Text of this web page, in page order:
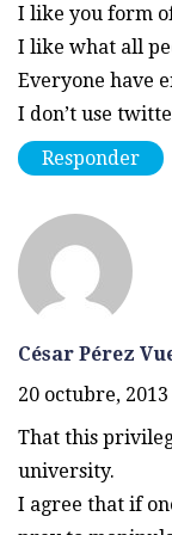
I like you form
I like what all
Everyone have
I don’t use
Responder
César Pérez
20 octubre,
That this
university.
I agree that if